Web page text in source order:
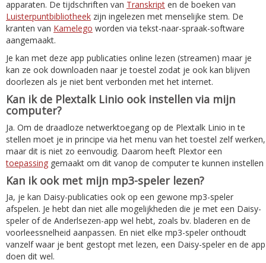
apparaten. De tijdschriften van Transkript en de boeken van
Luisterpuntbibliotheek zijn ingelezen met menselijke stem. De
kranten van Kamelego worden via tekst-naar-spraak-software
aangemaakt.
Je kan met deze app publicaties online lezen (streamen) maar je
kan ze ook downloaden naar je toestel zodat je ook kan blijven
doorlezen als je niet bent verbonden met het internet.
Kan ik de Plextalk Linio ook instellen via mijn
computer?
Ja. Om de draadloze netwerktoegang op de Plextalk Linio in te
stellen moet je in principe via het menu van het toestel zelf werken,
maar dit is niet zo eenvoudig. Daarom heeft Plextor een
toepassing gemaakt om dit vanop de computer te kunnen instellen
Kan ik ook met mijn mp3-speler lezen?
Ja, je kan Daisy-publicaties ook op een gewone mp3-speler
afspelen. Je hebt dan niet alle mogelijkheden die je met een Daisy-
speler of de Anderlsezen-app wel hebt, zoals bv. bladeren en de
voorleessnelheid aanpassen. En niet elke mp3-speler onthoudt
vanzelf waar je bent gestopt met lezen, een Daisy-speler en de app
doen dit wel.